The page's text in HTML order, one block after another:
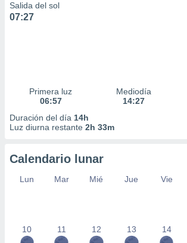
Salida del sol
07:27
Primera luz
06:57
Mediodía
14:27
Duración del día 14h
Luz diurna restante 2h 33m
Calendario lunar
Lun Mar Mié Jue Vie
10 11 12 13 14